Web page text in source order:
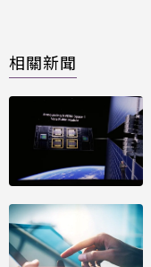
相關新聞